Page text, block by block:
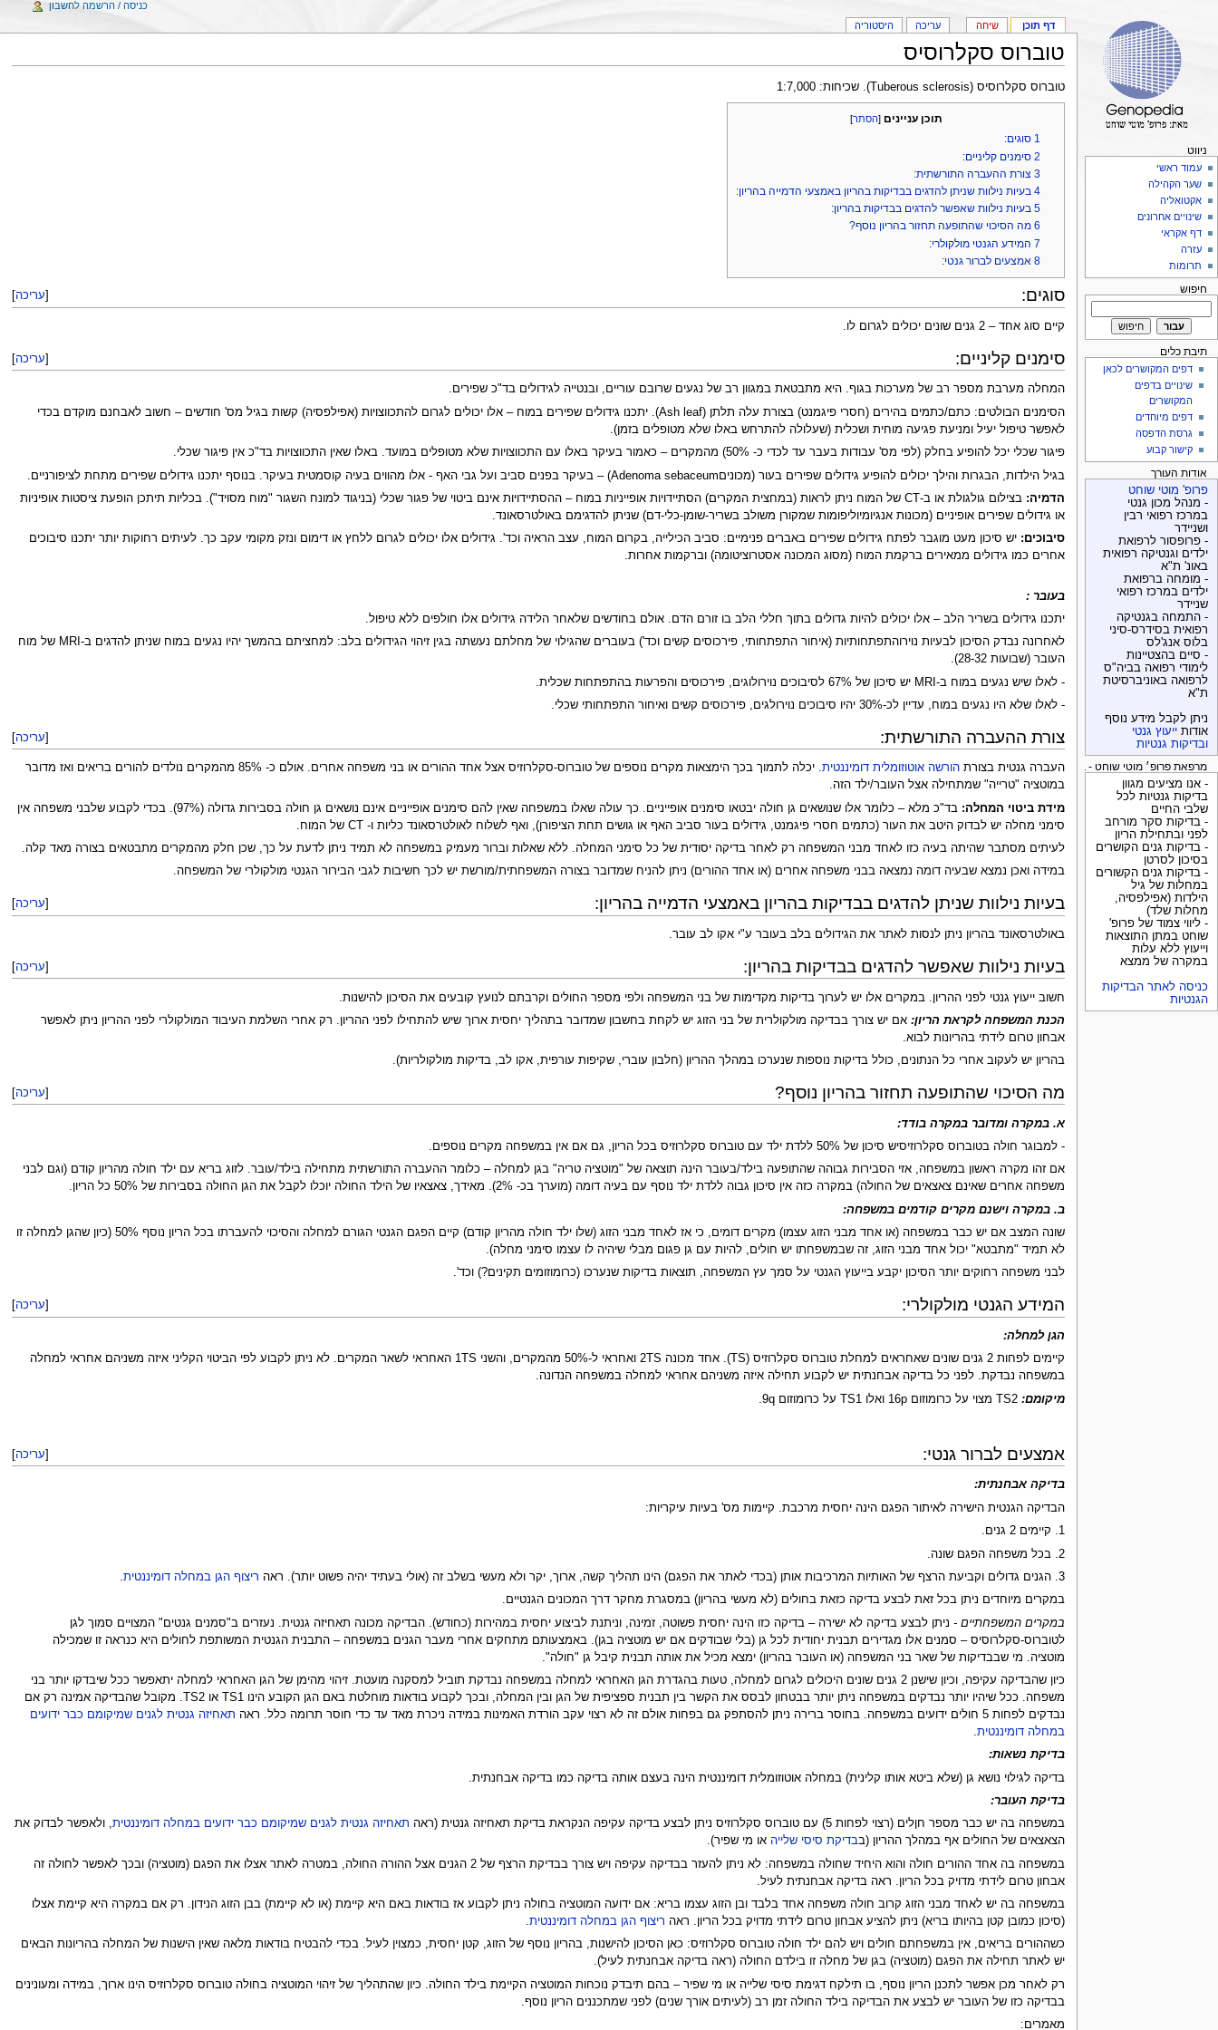
טוברוס סקלרוסיס
טוברוס סקלרוסיס (Tuberous sclerosis). שכיחות: 1:7,000
תוכן עניינים [הסתר]
1 סוגים:
2 סימנים קליניים:
3 צורת ההעברה התורשתית:
4 בעיות נילוות שניתן להדגים בבדיקות בהריון באמצעי הדמייה בהריון:
5 בעיות נילוות שאפשר להדגים בבדיקות בהריון:
6 מה הסיכוי שהתופעה תחזור בהריון נוסף?
7 המידע הגנטי מולקולרי:
8 אמצעים לברור גנטי:
[עריכה] סוגים:
קיים סוג אחד – 2 גנים שונים יכולים לגרום לו.
[עריכה] סימנים קליניים:
המחלה מערבת מספר רב של מערכות בגוף. היא מתבטאת במגוון רב של נגעים שרובם עוריים, ובנטייה לגידולים בד"כ שפירים.
הסימנים הבולטים: כתם/כתמים בהירים (חסרי פיגמנט) בצורת עלה תלתן (Ash leaf). יתכנו גידולים שפירים במוח – אלו יכולים לגרום להתכווצויות (אפילפסיה) קשות בגיל מס' חודשים – חשוב לאבחנם מוקדם בכדי
לאפשר טיפול יעיל ומניעת פגיעה מוחית ושכלית (שעלולה להתרחש באלו שלא מטופלים בזמן).
פיגור שכלי יכל להופיע בחלק (לפי מס' עבודות בעבר עד לכדי כ- 50%) מהמקרים – כאמור בעיקר באלו עם התכווצויות שלא מטופלים במועד. באלו שאין התכווצויות בד"כ אין פיגור שכלי.
בגיל הילדות, הבגרות והילך יכולים להופיע גידולים שפירים בעור (מכוניםAdenoma sebaceum) – בעיקר בפנים סביב ועל גבי האף - אלו מהווים בעיה קוסמטית בעיקר. בנוסף יתכנו גידולים שפירים מתחת לציפורניים.
הדמיה:
בצילום גולגולת או ב-CT של המוח ניתן לראות (במחצית המקרים) הסתיידויות אופייניות במוח – ההסתיידויות אינם ביטוי של פגור שכלי (בניגוד למונח השגור "מוח מסויד"). בכליות תיתכן הופעת ציסטות אופיניות
או גידולים שפירים אופיניים (מכונות אנגיומיוליפומות שמקורן משולב בשריר-שומן-כלי-דם) שניתן להדגימם באולטרסאונד.
סיבוכים: יש סיכון מעט מוגבר לפתח גידולים שפירים באברים פנימיים: סביב הכילייה, בקרום המוח, עצב הראיה וכד'. גידולים אלו יכולים לגרום ללחץ או דימום ונזק מקומי עקב כך. לעיתים רחוקות יותר יתכנו סיבוכים
אחרים כמו גידולים ממאירים ברקמת המוח (מסוג המכונה אסטרוציטומה) וברקמות אחרות.
בעובר :
יתכנו גידולים בשריר הלב – אלו יכולים להיות גדולים בתוך חללי הלב בו זורם הדם. אולם בחודשים שלאחר הלידה גידולים אלו חולפים ללא טיפול.
לאחרונה נבדק הסיכון לבעיות נוירוהתפתחותיות (איחור התפתחותי, פירכוסים קשים וכד') בעוברים שהגילוי של מחלתם נעשתה בגין זיהוי הגידולים בלב: למחציתם בהמשך יהיו נגעים במוח שניתן להדגים ב-MRI של מוח
העובר (שבועות 28-32).
- לאלו שיש נגעים במוח ב-MRI יש סיכון של 67% לסיבוכים נוירולוגים, פירכוסים והפרעות בהתפתחות שכלית.
- לאלו שלא היו נגעים במוח, עדיין לכ-30% יהיו סיבוכים נוירולגים, פירכוסים קשים ואיחור התפתחותי שכלי.
[עריכה] צורת ההעברה התורשתית:
העברה גנטית בצורת הורשה אוטוזומלית דומיננטית
. יכלה לתמוך בכך הימצאות מקרים נוספים של טוברוס-סקלרוזיס אצל אחד ההורים או בני משפחה אחרים. אולם כ- 85% מהמקרים נולדים להורים בריאים ואז מדובר
במוטציה "טרייה" שמתחילה אצל העובר/ילד הזה.
מידת ביטוי המחלה:
בד"כ מלא – כלומר אלו שנושאים גן חולה יבטאו סימנים אופייניים. כך עולה שאלו במשפחה שאין להם סימנים אופייניים אינם נושאים גן חולה בסבירות גדולה (97%). בכדי לקבוע שלבני משפחה אין
סימני מחלה יש לבדוק היטב את העור (כתמים חסרי פיגמנט, גידולים בעור סביב האף או גושים תחת הציפורן), ואף לשלוח לאולטרסאונד כליות ו- CT של המוח.
לעיתים מסתבר שהיתה בעיה כזו לאחד מבני המשפחה רק לאחר בדיקה יסודית של כל סימני המחלה. ללא שאלות וברור מעמיק במשפחה לא תמיד ניתן לדעת על כך, שכן חלק מהמקרים מתבטאים בצורה מאד קלה.
במידה ואכן נמצא שבעיה דומה נמצאה בבני משפחה אחרים (או אחד ההורים) ניתן להניח שמדובר בצורה המשפחתית/מורשת יש לכך חשיבות לגבי הבירור הגנטי מולקולרי של המשפחה.
[עריכה] בעיות נילוות שניתן להדגים בבדיקות בהריון באמצעי הדמייה בהריון:
באולטרסאונד בהריון ניתן לנסות לאתר את הגידולים בלב בעובר ע"י אקו לב עובר.
[עריכה] בעיות נילוות שאפשר להדגים בבדיקות בהריון:
חשוב ייעוץ גנטי לפני ההריון. במקרים אלו יש לערוך בדיקות מקדימות של בני המשפחה ולפי מספר החולים וקרבתם לנועץ קובעים את הסיכון להישנות.
הכנת המשפחה לקראת הריון:אם יש צורך בבדיקה מולקולרית של בני הזוג יש לקחת בחשבון שמדובר בתהליך יחסית ארוך שיש להתחילו לפני ההריון. רק אחרי השלמת העיבוד המולקולרי לפני ההריון ניתן לאפשר
אבחון טרום לידתי בהריונות לבוא.
בהריון יש לעקוב אחרי כל הנתונים, כולל בדיקות נוספות שנערכו במהלך ההריון (חלבון עוברי, שקיפות עורפית, אקו לב, בדיקות מולקולריות).
[עריכה] מה הסיכוי שהתופעה תחזור בהריון נוסף?
א. במקרה ומדובר במקרה בודד:
- למבוגר חולה בטוברוס סקלרוזיסיש סיכון של 50% ללדת ילד עם טוברוס סקלרוזיס בכל הריון, גם אם אין במשפחה מקרים נוספים.
אם זהו מקרה ראשון במשפחה, אזי הסבירות גבוהה שהתופעה בילד/בעובר הינה תוצאה של "מוטציה טריה" בגן למחלה – כלומר ההעברה התורשתית מתחילה בילד/עובר. לזוג בריא עם ילד חולה מהריון קודם (וגם לבני
משפחה אחרים שאינם צאצאים של החולה) במקרה כזה אין סיכון גבוה ללדת ילד נוסף עם בעיה דומה (מוערך בכ- 2%). מאידך, צאצאיו של הילד החולה יוכלו לקבל את הגן החולה בסבירות של 50% כל הריון.
ב. במקרה וישנם מקרים קודמים במשפחה:
שונה המצב אם יש כבר במשפחה (או אחד מבני הזוג עצמו) מקרים דומים, כי אז לאחד מבני הזוג (שלו ילד חולה מהריון קודם) קיים הפגם הגנטי הגורם למחלה והסיכוי להעברתו בכל הריון נוסף 50% (כיון שהגן למחלה זו
לא תמיד "מתבטא" יכול אחד מבני הזוג, זה שבמשפחתו יש חולים, להיות עם גן פגום מבלי שיהיה לו עצמו סימני מחלה).
לבני משפחה רחוקים יותר הסיכון יקבע בייעוץ הגנטי על סמך עץ המשפחה, תוצאות בדיקות שנערכו (כרומוזומים תקינים?) וכד'.
[עריכה] המידע הגנטי מולקולרי:
הגן למחלה:
קיימים לפחות 2 גנים שונים שאחראים למחלת טוברוס סקלרוזיס (TS). אחד מכונה 2TS ואחראי ל-50% מהמקרים, והשני 1TS האחראי לשאר המקרים. לא ניתן לקבוע לפי הביטוי הקליני איזה משניהם אחראי למחלה
במשפחה נבדקת. לפני כל בדיקה אבחנתית יש לקבוע תחילה איזה משניהם אחראי למחלה במשפחה הנדונה.
מיקומם:TS2 מצוי על כרומוזום 16p ואלו TS1 על כרומוזום 9q.
[עריכה] אמצעים לברור גנטי:
בדיקה אבחנתית:
הבדיקה הגנטית הישירה לאיתור הפגם הינה יחסית מרכבת. קיימות מס' בעיות עיקריות:
1. קיימים 2 גנים.
2. בכל משפחה הפגם שונה.
3. הגנים גדולים וקביעת הרצף של האותיות המרכיבות אותן (בכדי לאתר את הפגם) הינו תהליך קשה, ארוך, יקר ולא מעשי בשלב זה (אולי בעתיד יהיה פשוט יותר). ראה
ריצוף הגן במחלה דומיננטית.
במקרים מיוחדים ניתן בכל זאת לבצע בדיקה כזאת בחולים (לא מעשי בהריון) במסגרת מחקר דרך המכונים הגנטיים.
במקרים המשפחתיים -ניתן לבצע בדיקה לא ישירה – בדיקה כזו הינה יחסית פשוטה, זמינה, וניתנת לביצוע יחסית במהירות (כחודש). הבדיקה מכונה תאחיזה גנטית. נעזרים ב"סמנים גנטים" המצויים סמוך לגן
לטוברוס-סקלרוסיס – סמנים אלו מגדירים תבנית יחודית לכל גן (בלי שבודקים אם יש מוטציה בגן). באמצעותם מתחקים אחרי מעבר הגנים במשפחה – התבנית הגנטית המשותפת לחולים היא כנראה זו שמכילה
מוטציה. מי שבבדיקות של שאר בני המשפחה (או העובר בהריון) ימצא מכיל את אותה תבנית קיבל גן "חולה".
כיון שהבדיקה עקיפה, וכיון שישנן 2 גנים שונים היכולים לגרום למחלה, טעות בהגדרת הגן האחראי למחלה במשפחה נבדקת תוביל למסקנה מועטת. זיהוי מהימן של הגן האחראי למחלה יתאפשר ככל שיבדקו יותר בני
משפחה. ככל שיהיו יותר נבדקים במשפחה ניתן יותר בבטחון לבסס את הקשר בין תבנית ספציפית של הגן ובין המחלה, ובכך לקבוע בודאות מוחלטת באם הגן הקובע הינו TS1 או TS2. מקובל שהבדיקה אמינה רק אם
נבדקים לפחות 5 חולים ידועים במשפחה. בחוסר ברירה ניתן להסתפק גם בפחות אולם זה לא רצוי עקב הורדת האמינות במידה ניכרת מאד עד כדי חוסר תרומה כלל. ראה
תאחיזה גנטית לגנים שמיקומם כבר ידועים
במחלה דומיננטית.
בדיקת נשאות:
בדיקה לגילוי נושא גן (שלא ביטא אותו קלינית) במחלה אוטוזומלית דומיננטית הינה בעצם אותה בדיקה כמו בדיקה אבחנתית.
בדיקת העובר:
במשפחה בה יש כבר מספר חןלים (רצוי לפחות 5) עם טוברוס סקלרוזיס ניתן לבצע בדיקה עקיפה הנקראת בדיקת תאחיזה גנטית (ראה
תאחיזה גנטית לגנים שמיקומם כבר ידועים במחלה דומיננטית, ולאפשר לבדוק את
הצאצאים של החולים אף במהלך ההריון (בבדיקת סיסי שלייה או מי שפיר).
במשפחה בה אחד ההורים חולה והוא היחיד שחולה במשפחה: לא ניתן להעזר בבדיקה עקיפה ויש צורך בבדיקת הרצף של 2 הגנים אצל ההורה החולה, במטרה לאתר אצלו את הפגם (מוטציה) ובכך לאפשר לחולה זה
אבחון טרום לידתי מדויק בכל הריון. ראה בדיקה אבחנתית לעיל.
במשפחה בה יש לאחד מבני הזוג קרוב חולה משפחה אחד בלבד ובן הזוג עצמו בריא: אם ידועה המוטציה בחולה ניתן לקבוע אז בודאות באם היא קיימת (או לא קיימת) בבן הזוג הנידון. רק אם במקרה היא קיימת אצלו
(סיכון כמובן קטן בהיותו בריא) ניתן להציע אבחון טרום לידתי מדויק בכל הריון. ראה ריצוף הגן במחלה דומיננטית.
כשההורים בריאים, אין במשפחתם חולים ויש להם ילד חולה טוברוס סקלרוזיס: כאן הסיכון להישנות, בהריון נוסף של הזוג, קטן יחסית, כמצוין לעיל. בכדי להבטיח בודאות מלאה שאין הישנות של המחלה בהריונות הבאים
יש לאתר תחילה את הפגם (מוטציה) בגן של מחלה זו בילדם החולה (ראה בדיקה אבחנתית לעיל).
רק לאחר מכן אפשר לתכנן הריון נוסף, בו תילקח דגימת סיסי שלייה או מי שפיר – בהם תיבדק נוכחות המוטציה הקיימת בילד החולה. כיון שהתהליך של זיהוי המוטציה בחולה טוברוס סקלרוזיס הינו ארוך, במידה ומעונינים
בבדיקה כזו של העובר יש לבצע את הבדיקה בילד החולה זמן רב (לעיתים אורך שנים) לפני שמתכננים הריון נוסף.
מאמרים:
דף תוכן שיחה עריכה היסטוריה
כניסה / הרשמה לחשבון
ניווט
עמוד ראשי
שער הקהילה
אקטואליה
שינויים אחרונים
דף אקראי
עזרה
תרומות
חיפוש
תיבת כלים
דפים המקושרים לכאן
שינויים בדפים
המקושרים
דפים מיוחדים
גרסת הדפסה
קישור קבוע
אודות העורך
פרופ' מוטי שוחט
- מנהל מכון גנטי
במרכז רפואי רבין
ושניידר
- פרופסור לרפואת
ילדים וגנטיקה רפואית
באונ' ת"א
- מומחה ברפואת
ילדים במרכז רפואי
שניידר
- התמחה בגנטיקה
רפואית בסידרס-סיני
בלוס אנג'לס
- סיים בהצטיינות
לימודי רפואה בביה"ס
לרפואה באוניברסיטת
ת"א
ניתן לקבל מידע נוסף
אודות ייעוץ גנטי
ובדיקות גנטיות
מרפאת פרופ׳ מוטי שוחט - בדיקות גנטיות
- אנו מציעים מגוון
בדיקות גנטיות לכל
שלבי החיים
- בדיקות סקר מורחב
לפני ובתחילת הריון
- בדיקות גנים הקושרים
בסיכון לסרטן
- בדיקות גנים הקשורים
במחלות של גיל
הילדות (אפילפסיה,
מחלות שלד)
- ליווי צמוד של פרופ'
שוחט במתן התוצאות
וייעוץ ללא עלות
במקרה של ממצא
כניסה לאתר הבדיקות
הגנטיות